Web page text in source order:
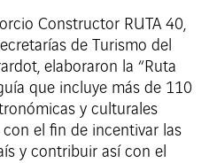
Constructor RUTA 40,
de Turismo del
elaboraron la “Ruta
que incluye más de 110
y culturales
el fin de incentivar las
y contribuir así con el